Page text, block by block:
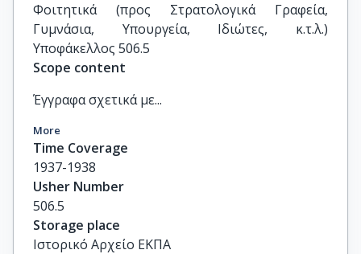
Φοιτητικά (προς Στρατολογικά Γραφεία,
Γυμνάσια, Υπουργεία, Ιδιώτες, κ.τ.λ.)
Υποφάκελλος 506.5
Scope content
Έγγραφα σχετικά με...
More
Time Coverage
1937-1938
Usher Number
506.5
Storage place
Ιστορικό Αρχείο ΕΚΠΑ